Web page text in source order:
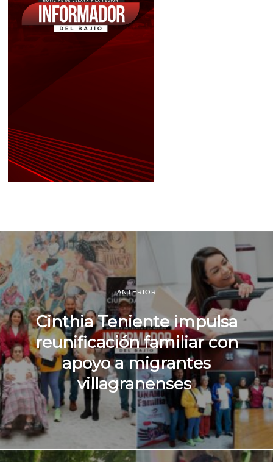
ANTERIOR
Cinthia Teniente impulsa
reunificación familiar con
apoyo a migrantes
villagranenses